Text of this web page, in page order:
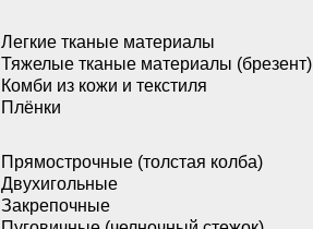
Легкие тканые материалы
Тяжелые тканые материалы (брезент)
Комби из кожи и текстиля
Плёнки
Прямострочные (толстая колба)
Двухигольные
Закрепочные